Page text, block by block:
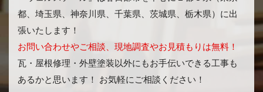
都、埼玉県、神奈川県、千葉県、茨城県、栃木県）に出
張いたします！
お問い合わせやご相談、現地調査やお見積もりは無料！
瓦・屋根修理・外壁塗装以外にもお手伝いできる工事も
あるかと思います！ お気軽にご相談ください！